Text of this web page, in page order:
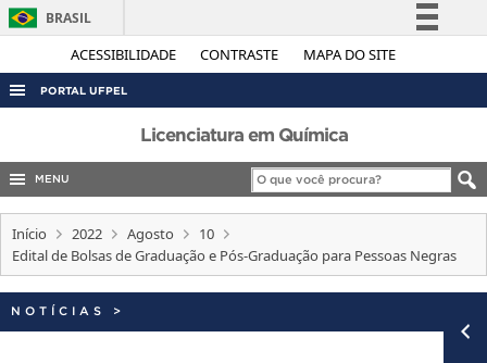
ACESSIBILIDADE CONTRASTE MAPA DO SITE
BRASIL
Simplifique!
Legislação
Canais
PORTAL UFPEL
ACESSO À INFORMAÇÃO
AUDITORIA
CONCURSOS
EDITAIS
INTERNACIONAL
Licenciatura em Química
MENU
Início 2022 Agosto
10
Edital de Bolsas de Graduação e Pós-Graduação para Pessoas Negras
NOTÍCIAS >